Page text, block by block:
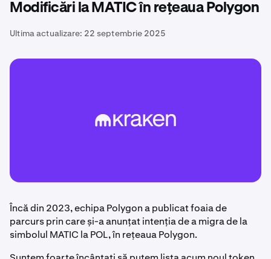
Modificări la MATIC în rețeaua Polygon
Ultima actualizare: 22 septembrie 2025
Încă din 2023, echipa Polygon a publicat foaia de
parcurs prin care și-a anunțat intenția de a migra de la
simbolul MATIC la POL, în rețeaua Polygon.